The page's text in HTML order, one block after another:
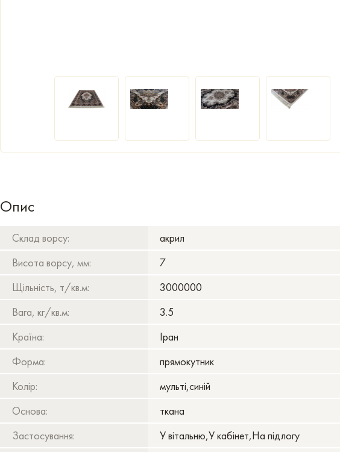
Опис
Склад ворсу:
акрил
Висота ворсу, мм:
7
Щільність, т/кв.м:
3000000
Вага, кг/кв.м:
3.5
Країна:
Іран
Форма:
прямокутник
Колір:
мульті,синій
Основа:
ткана
Застосування:
У вітальню,У кабінет,На підлогу